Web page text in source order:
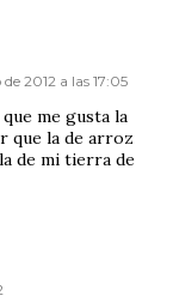
2012 a las 17:05
me gusta la
que la de arroz
de mi tierra de